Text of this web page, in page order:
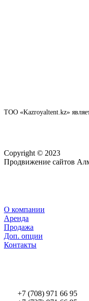
ТОО «Kazroyaltent.kz»
Copyright © 2023
Продвижение сайтов
О компании
Аренда
Продажа
Доп. опции
Контакты
+7 (708) 971 66 95